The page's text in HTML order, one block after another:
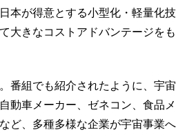
本が得意とする小型化・軽量化技
大きなコストアドバンテージをも
番組でも紹介されたように、宇宙
動車メーカー、ゼネコン、食品メ
ど、多種多様な企業が宇宙事業へ